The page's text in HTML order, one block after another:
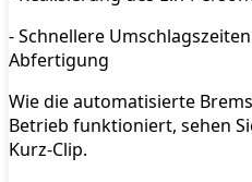
- Schnellere
Abfertigung
Wie die automatisierte
Betrieb funktioniert, sehen
Kurz-Clip.